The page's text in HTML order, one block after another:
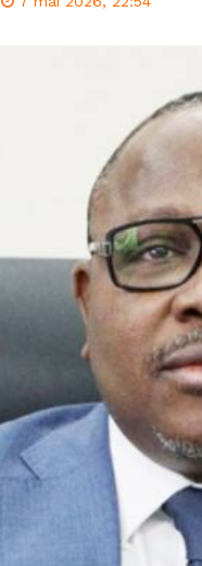
d’intégration
Classement